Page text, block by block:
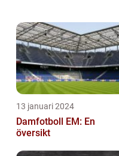
13 januari 2024
Damfotboll EM: En
översikt